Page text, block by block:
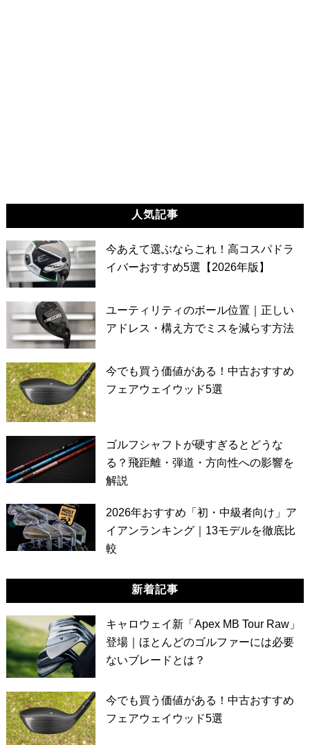
人気記事
今あえて選ぶならこれ！高コスパドラ
イバーおすすめ5選【2026年版】
ユーティリティのボール位置｜正しい
アドレス・構え方でミスを減らす方法
今でも買う価値がある！中古おすすめ
フェアウェイウッド5選
ゴルフシャフトが硬すぎるとどうな
る？飛距離・弾道・方向性への影響を
解説
2026年おすすめ「初・中級者向け」ア
イアンランキング｜13モデルを徹底比
較
新着記事
キャロウェイ新「Apex MB Tour Raw」
登場｜ほとんどのゴルファーには必要
ないブレードとは？
今でも買う価値がある！中古おすすめ
フェアウェイウッド5選